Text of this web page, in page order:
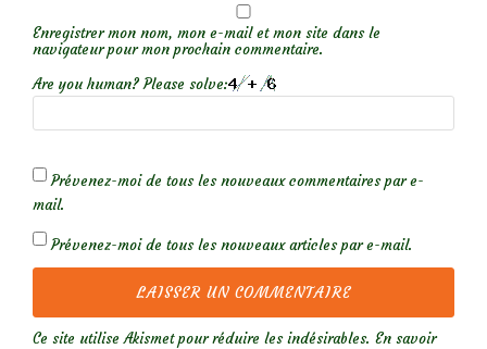
Enregistrer mon nom, mon e-mail et mon site dans le
navigateur pour mon prochain commentaire.
Are you human? Please solve:
Prévenez-moi de tous les nouveaux commentaires par e-
mail.
Prévenez-moi de tous les nouveaux articles par e-mail.
Ce site utilise Akismet pour réduire les indésirables. En savoir